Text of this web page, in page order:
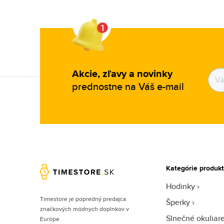
Helly Hansen (3)
Hugo Boss (1352)
Ice-watch (1)
Invicta (1992)
JP Gatsby (2)
Just Cavalli (49)
Akcie, zľavy a novinky
prednostne na Váš e-mail
Timestore je popredný predajca
značkových módnych doplnkov v
Európe.
Kategórie
Hodinky
Šperky
Slnečné